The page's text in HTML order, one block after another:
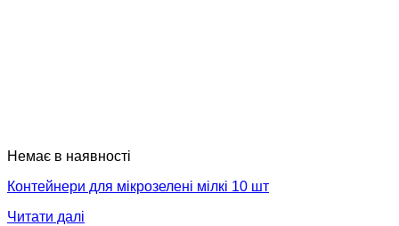
Немає в наявності
Контейнери для мікрозелені мілкі 10 шт
Читати далі